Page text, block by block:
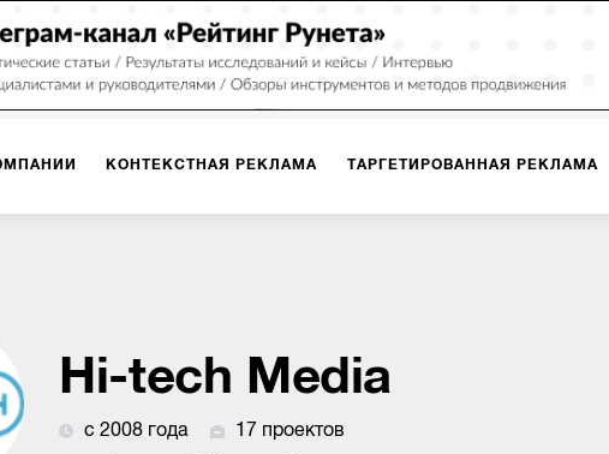
КОНТЕКСТНАЯ РЕКЛАМА ТАРГЕТИРОВАННАЯ РЕКЛАМА
ПЛОЩАДКАХ РАБОТА С МАРКЕТПЛЕЙСАМИ
Hi-tech Media
с 2008 года
17 проектов